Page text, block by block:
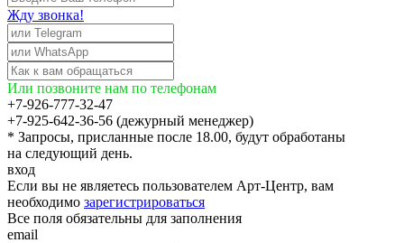
Жду звонка!
Или позвоните нам по телефонам
+7-926-777-32-47
+7-925-642-36-56 (дежурный менеджер)
* Запросы, присланные после 18.00, будут обработаны
на следующий день.
вход
Если вы не являетесь пользователем Арт-Центр, вам
необходимо зарегистрироваться
Все поля обязательны для заполнения
email